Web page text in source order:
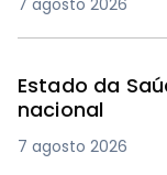
7 agosto 2026
Estado da
nacional
7 agosto 2026